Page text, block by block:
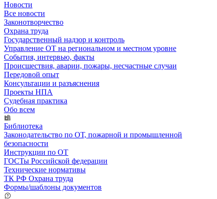
Новости
Все новости
Законотворчество
Охрана труда
Государственный надзор и контроль
Управление ОТ на региональном и местном уровне
События, интервью, факты
Происшествия, аварии, пожары, несчастные случаи
Передовой опыт
Консультации и разъяснения
Проекты НПА
Судебная практика
Обо всем
Библиотека
Законодательство по ОТ, пожарной и промышленной
безопасности
Инструкции по ОТ
ГОСТы Российской федерации
Технические нормативы
ТК РФ Охрана труда
Формы/шаблоны документов